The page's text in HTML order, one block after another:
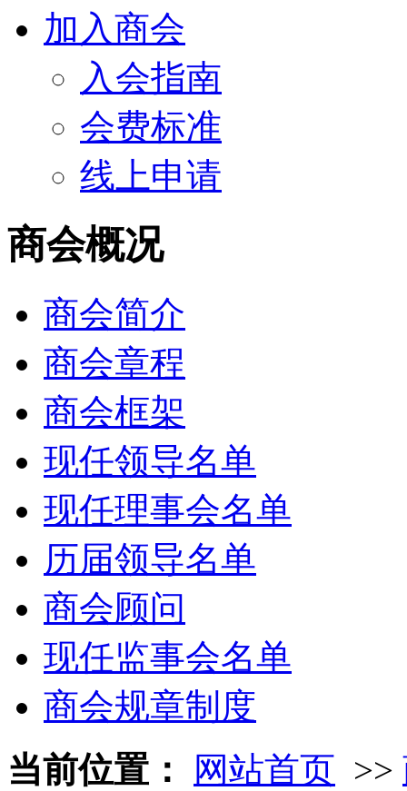
加入商会
入会指南
会费标准
线上申请
商会概况
商会简介
商会章程
商会框架
现任领导名单
现任理事会名单
历届领导名单
商会顾问
现任监事会名单
商会规章制度
当前位置：
网站首页 >>